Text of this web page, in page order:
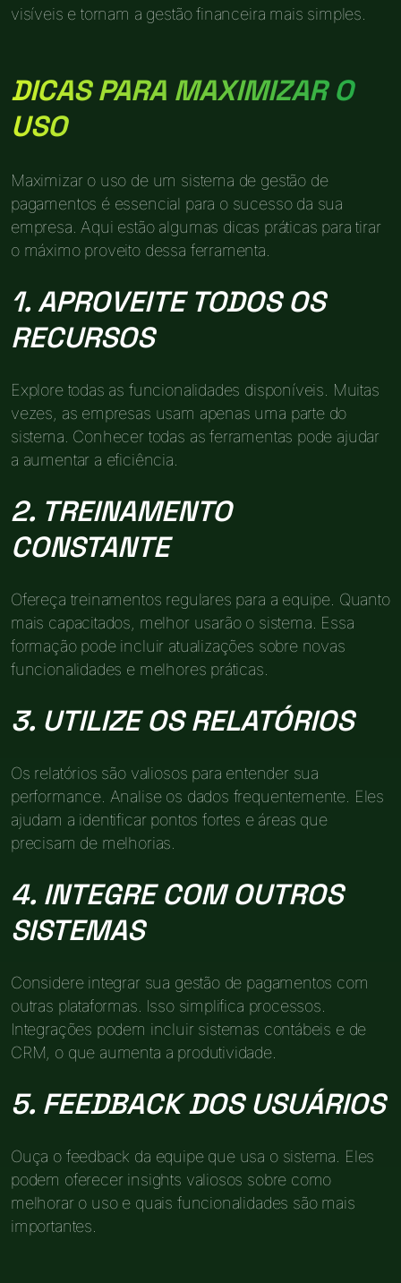
visíveis e tornam a gestão financeira mais simples.
DICAS PARA MAXIMIZAR O
USO
Maximizar o uso de um sistema de gestão de
pagamentos é essencial para o sucesso da sua
empresa. Aqui estão algumas dicas práticas para tirar
o máximo proveito dessa ferramenta.
1. APROVEITE TODOS OS
RECURSOS
Explore todas as funcionalidades disponíveis. Muitas
vezes, as empresas usam apenas uma parte do
sistema. Conhecer todas as ferramentas pode ajudar
a aumentar a eficiência.
2. TREINAMENTO
CONSTANTE
Ofereça treinamentos regulares para a equipe. Quanto
mais capacitados, melhor usarão o sistema. Essa
formação pode incluir atualizações sobre novas
funcionalidades e melhores práticas.
3. UTILIZE OS RELATÓRIOS
Os relatórios são valiosos para entender sua
performance. Analise os dados frequentemente. Eles
ajudam a identificar pontos fortes e áreas que
precisam de melhorias.
4. INTEGRE COM OUTROS
SISTEMAS
Considere integrar sua gestão de pagamentos com
outras plataformas. Isso simplifica processos.
Integrações podem incluir sistemas contábeis e de
CRM, o que aumenta a produtividade.
5. FEEDBACK DOS USUÁRIOS
Ouça o feedback da equipe que usa o sistema. Eles
podem oferecer insights valiosos sobre como
melhorar o uso e quais funcionalidades são mais
importantes.